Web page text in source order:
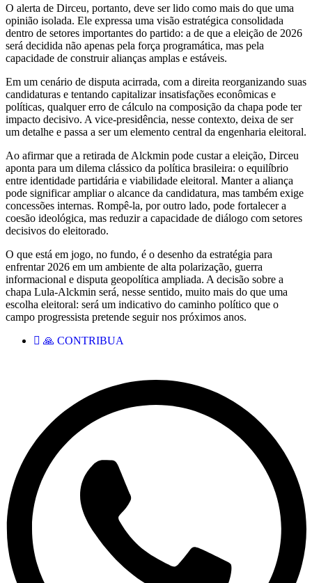
O alerta de Dirceu, portanto, deve ser lido como mais do que uma
opinião isolada. Ele expressa uma visão estratégica consolidada
dentro de setores importantes do partido: a de que a eleição de 2026
será decidida não apenas pela força programática, mas pela
capacidade de construir alianças amplas e estáveis.
Em um cenário de disputa acirrada, com a direita reorganizando suas
candidaturas e tentando capitalizar insatisfações econômicas e
políticas, qualquer erro de cálculo na composição da chapa pode ter
impacto decisivo. A vice-presidência, nesse contexto, deixa de ser
um detalhe e passa a ser um elemento central da engenharia eleitoral.
Ao afirmar que a retirada de Alckmin pode custar a eleição, Dirceu
aponta para um dilema clássico da política brasileira: o equilíbrio
entre identidade partidária e viabilidade eleitoral. Manter a aliança
pode significar ampliar o alcance da candidatura, mas também exige
concessões internas. Rompê-la, por outro lado, pode fortalecer a
coesão ideológica, mas reduzir a capacidade de diálogo com setores
decisivos do eleitorado.
O que está em jogo, no fundo, é o desenho da estratégia para
enfrentar 2026 em um ambiente de alta polarização, guerra
informacional e disputa geopolítica ampliada. A decisão sobre a
chapa Lula-Alckmin será, nesse sentido, muito mais do que uma
escolha eleitoral: será um indicativo do caminho político que o
campo progressista pretende seguir nos próximos anos.
🙏 CONTRIBUA